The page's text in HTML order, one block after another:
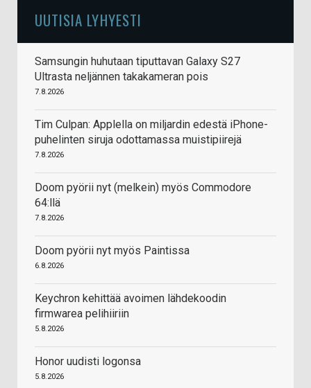
UUTISIA LYHYESTI
Samsungin huhutaan tiputtavan Galaxy S27
Ultrasta neljännen takakameran pois
7.8.2026
Tim Culpan: Applella on miljardin edestä iPhone-
puhelinten siruja odottamassa muistipiirejä
7.8.2026
Doom pyörii nyt (melkein) myös Commodore
64:llä
7.8.2026
Doom pyörii nyt myös Paintissa
6.8.2026
Keychron kehittää avoimen lähdekoodin
firmwarea pelihiiriin
5.8.2026
Honor uudisti logonsa
5.8.2026